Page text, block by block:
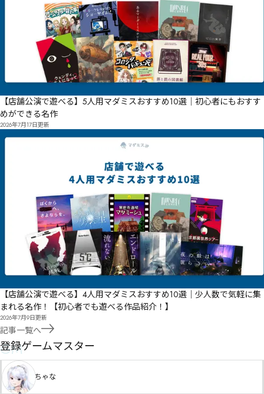
【店舗公演で遊べる】5人用マダミスおすすめ10選｜初心者にもおすす
めができる名作
2026年7月17日更新
【店舗公演で遊べる】4人用マダミスおすすめ10選｜少人数で気軽に集
まれる名作！【初心者でも遊べる作品紹介！】
2026年7月9日更新
記事一覧へ
GM
登録ゲームマスター
ちゃな